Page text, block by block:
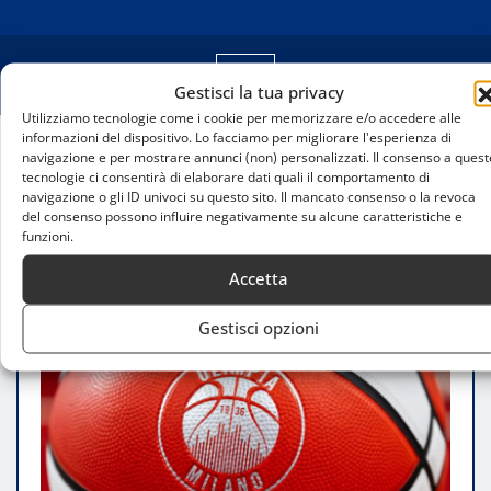
Gestisci la tua privacy
Utilizziamo tecnologie come i cookie per memorizzare e/o accedere alle
informazioni del dispositivo. Lo facciamo per migliorare l'esperienza di
navigazione e per mostrare annunci (non) personalizzati. Il consenso a
tecnologie ci consentirà di elaborare dati quali il comportamento di
navigazione o gli ID univoci su questo sito. Il mancato consenso o la revoca
del consenso possono influire negativamente su alcune caratteristiche e
funzioni.
Accetta
Gestisci opzioni
Home
Dolomiti Energia Trentino-Olimpia Milano: orario,
precedenti e dove vederla in tv e streaming